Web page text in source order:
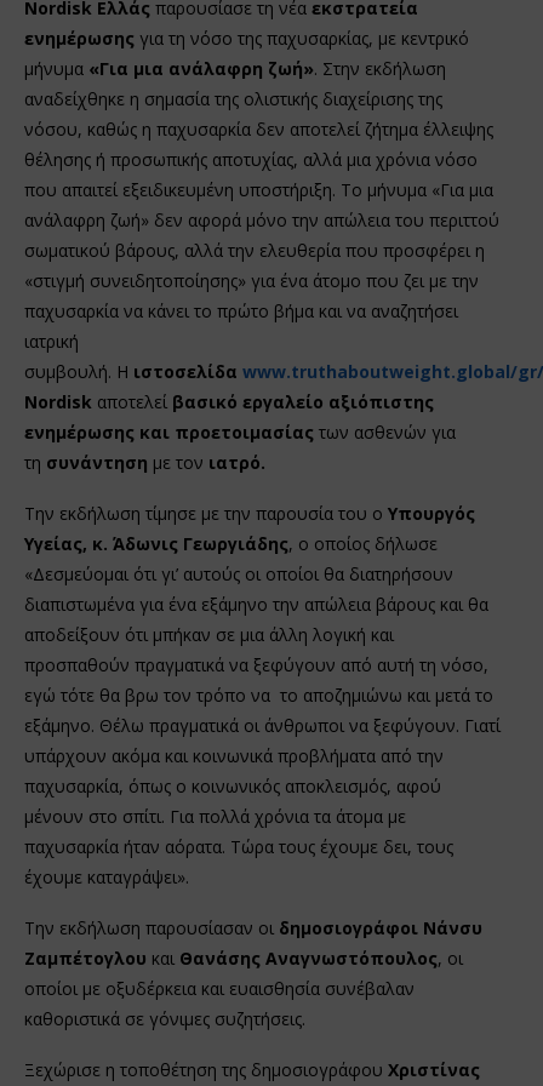
Nordisk Ελλάς παρουσίασε τη νέα εκστρατεία
ενημέρωσης για τη νόσο της παχυσαρκίας, με κεντρικό
μήνυμα «Για μια ανάλαφρη ζωή». Στην εκδήλωση
αναδείχθηκε η σημασία της ολιστικής διαχείρισης της
νόσου, καθώς η παχυσαρκία δεν αποτελεί ζήτημα έλλειψης
θέλησης ή προσωπικής αποτυχίας, αλλά μια χρόνια νόσο
που απαιτεί εξειδικευμένη υποστήριξη. Το μήνυμα «Για μια
ανάλαφρη ζωή» δεν αφορά μόνο την απώλεια του περιττού
σωματικού βάρους, αλλά την ελευθερία που προσφέρει η
«στιγμή συνειδητοποίησης» για ένα άτομο που ζει με την
παχυσαρκία να κάνει το πρώτο βήμα και να αναζητήσει
ιατρική
συμβουλή. Η ιστοσελίδα www.truthaboutweight.global/
Nordisk αποτελεί βασικό εργαλείο αξιόπιστης
ενημέρωσης και προετοιμασίας των ασθενών για
τη συνάντηση με τον ιατρό.
Την εκδήλωση τίμησε με την παρουσία του ο Υπουργός
Υγείας, κ. Άδωνις Γεωργιάδης, ο οποίος δήλωσε
«Δεσμεύομαι ότι γι’ αυτούς οι οποίοι θα διατηρήσουν
διαπιστωμένα για ένα εξάμηνο την απώλεια βάρους και θα
αποδείξουν ότι μπήκαν σε μια άλλη λογική και
προσπαθούν πραγματικά να ξεφύγουν από αυτή τη νόσο,
εγώ τότε θα βρω τον τρόπο να το αποζημιώνω και μετά το
εξάμηνο. Θέλω πραγματικά οι άνθρωποι να ξεφύγουν. Γιατί
υπάρχουν ακόμα και κοινωνικά προβλήματα από την
παχυσαρκία, όπως ο κοινωνικός αποκλεισμός, αφού
μένουν στο σπίτι. Για πολλά χρόνια τα άτομα με
παχυσαρκία ήταν αόρατα. Τώρα τους έχουμε δει, τους
έχουμε καταγράψει».
Την εκδήλωση παρουσίασαν οι δημοσιογράφοι Νάνσυ
Ζαμπέτογλου και Θανάσης Αναγνωστόπουλος, οι
οποίοι με οξυδέρκεια και ευαισθησία συνέβαλαν
καθοριστικά σε γόνιμες συζητήσεις.
Ξεχώρισε η τοποθέτηση της δημοσιογράφου Χριστίνας